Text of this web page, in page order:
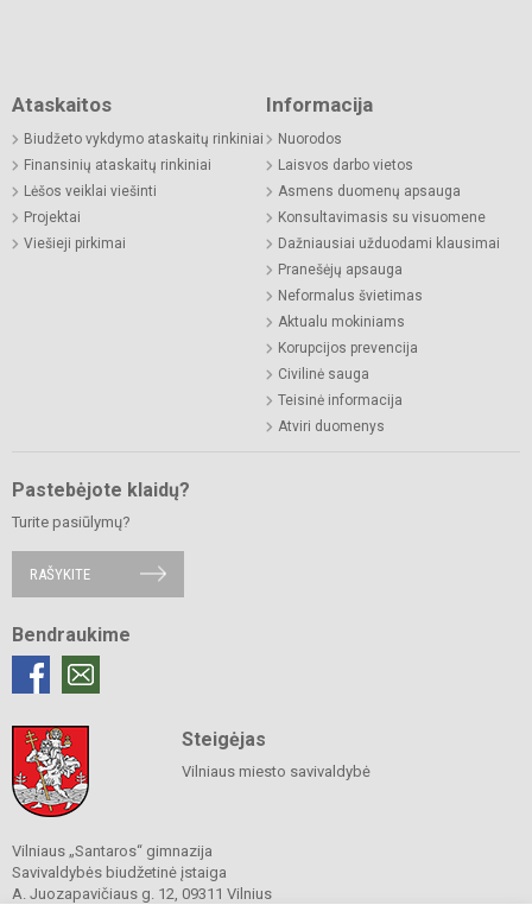
Ataskaitos
Biudžeto vykdymo ataskaitų rinkiniai
Finansinių ataskaitų rinkiniai
Lėšos veiklai viešinti
Projektai
Viešieji pirkimai
Informacija
Nuorodos
Laisvos darbo vietos
Asmens duomenų apsauga
Konsultavimasis su visuomene
Dažniausiai užduodami klausimai
Pranešėjų apsauga
Neformalus švietimas
Aktualu mokiniams
Korupcijos prevencija
Civilinė sauga
Teisinė informacija
Atviri duomenys
Pastebėjote klaidų?
Turite pasiūlymų?
RAŠYKITE
Bendraukime
Steigėjas
Vilniaus miesto savivaldybė
Vilniaus „Santaros“ gimnazija
Savivaldybės biudžetinė įstaiga
A. Juozapavičiaus g. 12, 09311 Vilnius